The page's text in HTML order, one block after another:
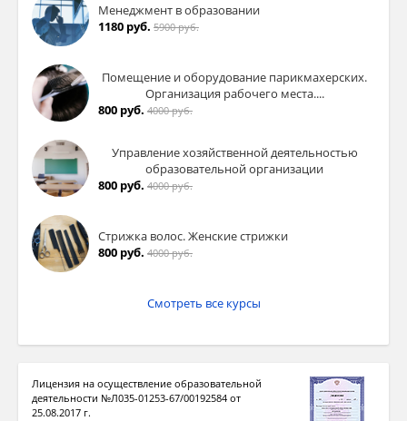
Менеджмент в образовании
1180 руб. 5900 руб.
Помещение и оборудование парикмахерских.
Организация рабочего места....
800 руб. 4000 руб.
Управление хозяйственной деятельностью
образовательной организации
800 руб. 4000 руб.
Стрижка волос. Женские стрижки
800 руб. 4000 руб.
Смотреть все курсы
Лицензия на осуществление образовательной
деятельности №Л035-01253-67/00192584 от
25.08.2017 г.